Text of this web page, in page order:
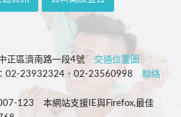
正區濟南路一段4號 交通位置圖
02-23932324．02-23560998 聯絡
123 本網站支援IE與Firefox,最佳